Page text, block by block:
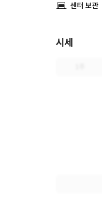
센터 보관
시세